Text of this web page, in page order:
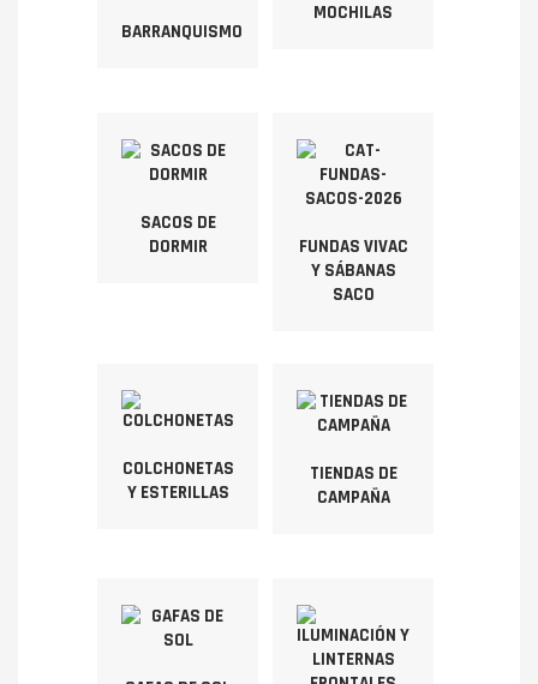
BARRANQUISMO
MOCHILAS
SACOS DE
DORMIR
FUNDAS VIVAC
Y SÁBANAS
SACO
COLCHONETAS
Y ESTERILLAS
TIENDAS DE
CAMPAÑA